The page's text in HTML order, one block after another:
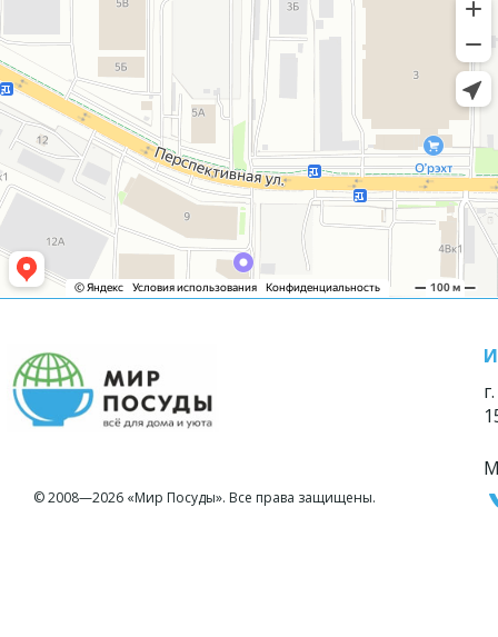
© 2008—2026 «Мир Посуды». Все права защищены.